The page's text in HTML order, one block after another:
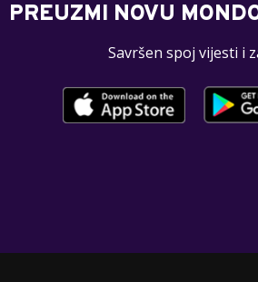
PREUZMI NOVU
Savršen spoj vijesti i